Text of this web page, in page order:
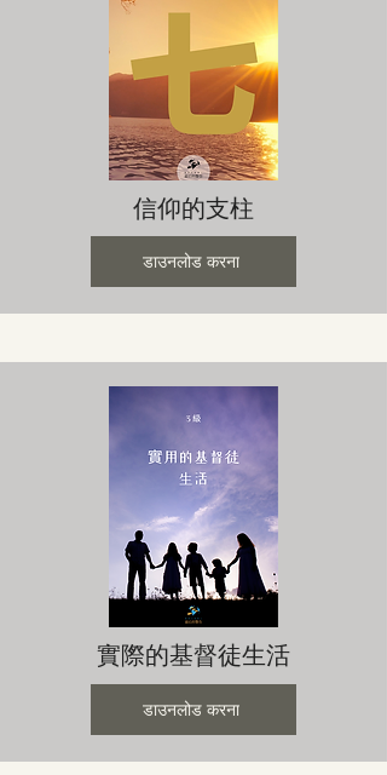
信仰的支柱
डाउनलोड करना
實際的基督徒生活
डाउनलोड करना